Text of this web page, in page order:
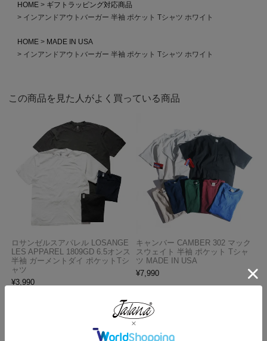
HOME
ギフトラッピング対応商品
インアンドアウトバーガー 半袖 ポケット Tシャツ ホワイト
HOME
MADE IN USA
インアンドアウトバーガー 半袖 ポケット Tシャツ ホワイト
この商品を見た人がよく買っている商品
ロサンゼルスアパレル LOSANGE
LES APPAREL 1809GD 6.5オンス
半袖 ガーメントダイ ポケットTシ
ャツ
¥3,990
キャンバー CAMBER 302 マック
スウェイト 半袖 ポケット Tシャ
ツ MADE IN USA
¥7,990